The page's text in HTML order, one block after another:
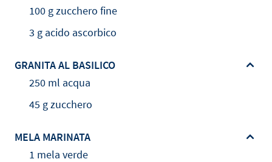
100 g zucchero fine
3 g acido ascorbico
GRANITA AL BASILICO
250 ml acqua
45 g zucchero
MELA MARINATA
1 mela verde